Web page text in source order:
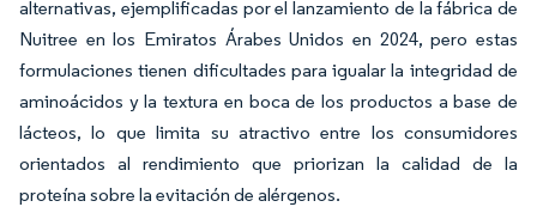
alternativas, ejemplificadas por el lanzamiento de la fábrica de
Nuitree en los Emiratos Árabes Unidos en 2024, pero estas
formulaciones tienen dificultades para igualar la integridad de
aminoácidos y la textura en boca de los productos a base de
lácteos, lo que limita su atractivo entre los consumidores
orientados al rendimiento que priorizan la calidad de la
proteína sobre la evitación de alérgenos.